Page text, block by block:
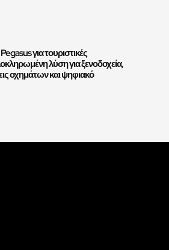
για τουριστικές
λύση για ξενοδοχεία,
οχημάτων και ψηφιακό